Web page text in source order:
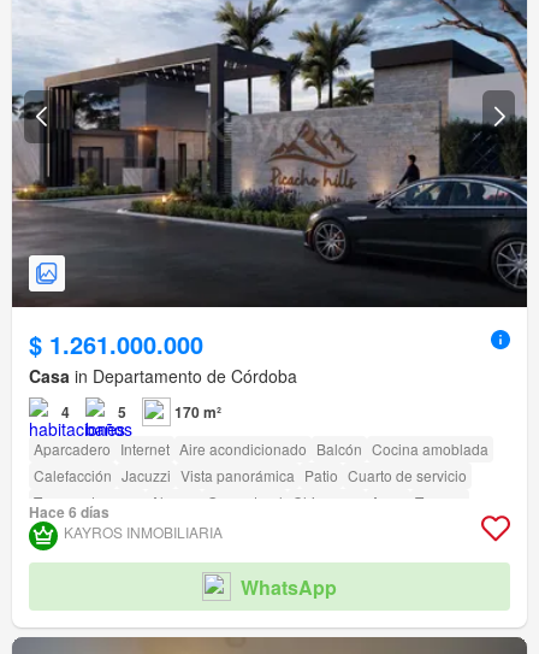
$ 1.261.000.000
Casa in Departamento de Córdoba
4 5 170 m²
Aparcadero Internet Aire acondicionado Balcón Cocina amoblada
Calefacción Jacuzzi Vista panorámica Patio Cuarto de servicio
Tanque de agua
Alarma Gas natural Chimenea Agua
Terraza
Seguridad privada Gimnasio
Sauna
Jardín
Acceso para personas con discapacidad
Cancha de tenis
Hace 6 días
KAYROS INMOBILIARIA
WhatsApp